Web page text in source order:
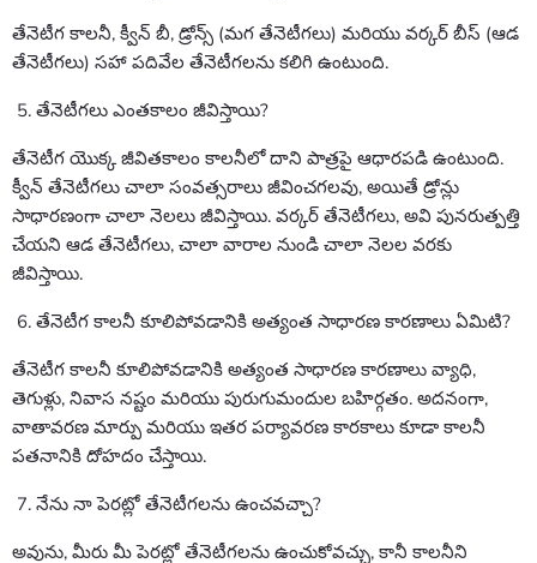
తేనెటీగ కాలనీ, క్వీన్ బీ, డ్రోన్స్ (మగ తేనెటీగలు) మరియు వర్కర్ బీస్ (ఆడ
తేనెటీగలు) సహా పదివేల తేనెటీగలను కలిగి ఉంటుంది.
తేనెటీగలు ఎంతకాలం జీవిస్తాయి?
తేనెటీగ యొక్క జీవితకాలం కాలనీలో దాని పాత్రపై ఆధారపడి ఉంటుంది.
క్వీన్ తేనెటీగలు చాలా సంవత్సరాలు జీవించగలవు, అయితే డ్రోన్లు
సాధారణంగా చాలా నెలలు జీవిస్తాయి. వర్కర్ తేనెటీగలు, అవి పునరుత్పత్తి
చేయని ఆడ తేనెటీగలు, చాలా వారాల నుండి చాలా నెలల వరకు
జీవిస్తాయి.
తేనెటీగ కాలనీ కూలిపోవడానికి అత్యంత సాధారణ కారణాలు ఏమిటి?
తేనెటీగ కాలనీ కూలిపోవడానికి అత్యంత సాధారణ కారణాలు వ్యాధి,
తెగుళ్లు, నివాస నష్టం మరియు పురుగుమందుల బహిర్గతం. అదనంగా,
వాతావరణ మార్పు మరియు ఇతర పర్యావరణ కారకాలు కూడా కాలనీ
పతనానికి దోహదం చేస్తాయి.
నేను నా పెరట్లో తేనెటీగలను ఉంచవచ్చా?
అవును, మీరు మీ పెరట్లో తేనెటీగలను ఉంచుకోవచ్చు, కానీ కాలనీని